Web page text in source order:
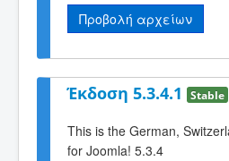
Προβολή αρχείων
Έκδοση 5.3.4.1 Stable
This is the German,
for Joomla! 5.3.4